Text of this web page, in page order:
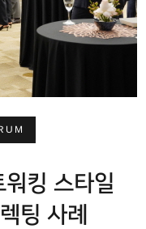
킹 스타일
팅 사례